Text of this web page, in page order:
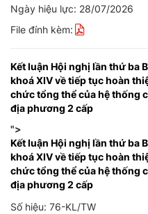
Ngày hiệu lực: 28/07/2026
File đính kèm:
Kết luận Hội nghị lần thứ ba
khoá XIV về tiếp tục hoàn
chức tổng thể của hệ thống
địa phương 2 cấp
">
Kết luận Hội nghị lần thứ ba
khoá XIV về tiếp tục hoàn
chức tổng thể của hệ thống
địa phương 2 cấp
Số hiệu: 76-KL/TW